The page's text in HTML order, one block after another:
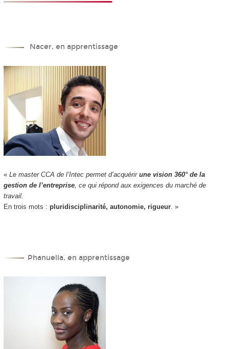
Nacer, en apprentissage
«Le master CCA de l’Intec permet d’acquérir une vision 360° de la
gestion de l’entreprise, ce qui répond aux exigences du marché de
travail.
En trois mots : pluridisciplinarité, autonomie, rigueur. »
Phanuella, en apprentissage